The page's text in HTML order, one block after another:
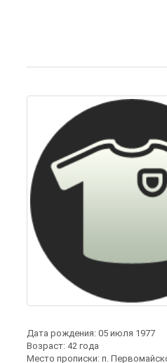
Дата рождения: 05 июля 1977
Возраст: 42 года
Место прописки: п.